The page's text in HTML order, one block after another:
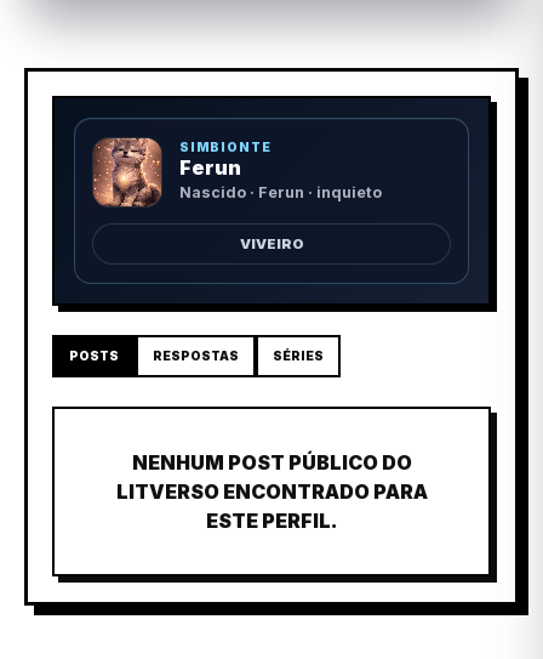
SIMBIONTE
Ferun
Nascido · Ferun · inquieto
VIVEIRO
POSTS RESPOSTAS SÉRIES
NENHUM POST PÚBLICO DO
LITVERSO ENCONTRADO PARA
ESTE PERFIL.